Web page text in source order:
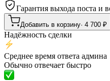
Гарантия выхода поста и
Добавить в корзину· 4 700 ₽
Надёжность сделки
Среднее время ответа админа
Обычно отвечает быстро